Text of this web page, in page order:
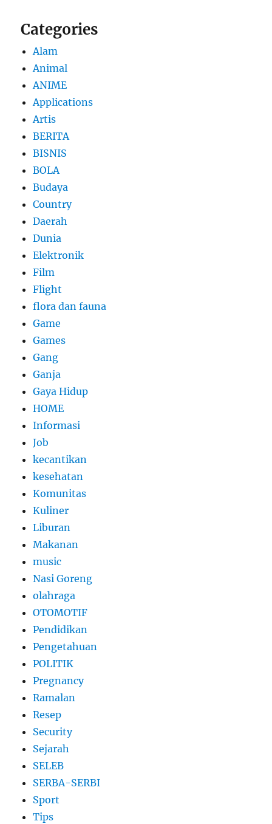
Categories
Alam
Animal
ANIME
Applications
Artis
BERITA
BISNIS
BOLA
Budaya
Country
Daerah
Dunia
Elektronik
Film
Flight
flora dan fauna
Game
Games
Gang
Ganja
Gaya Hidup
HOME
Informasi
Job
kecantikan
kesehatan
Komunitas
Kuliner
Liburan
Makanan
music
Nasi Goreng
olahraga
OTOMOTIF
Pendidikan
Pengetahuan
POLITIK
Pregnancy
Ramalan
Resep
Security
Sejarah
SELEB
SERBA-SERBI
Sport
Tips